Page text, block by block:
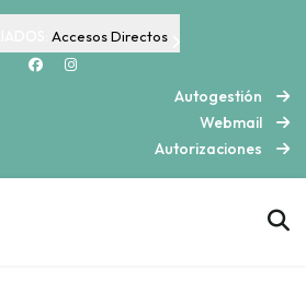
Accesos Directos
Autogestión
Webmail
Autorizaciones